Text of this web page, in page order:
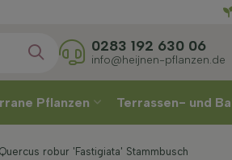
0283 192 630 06
info@heijnen-pflanzen.de
Pflanzen Terrassen- und
robur 'Fastigiata' Stammbusch